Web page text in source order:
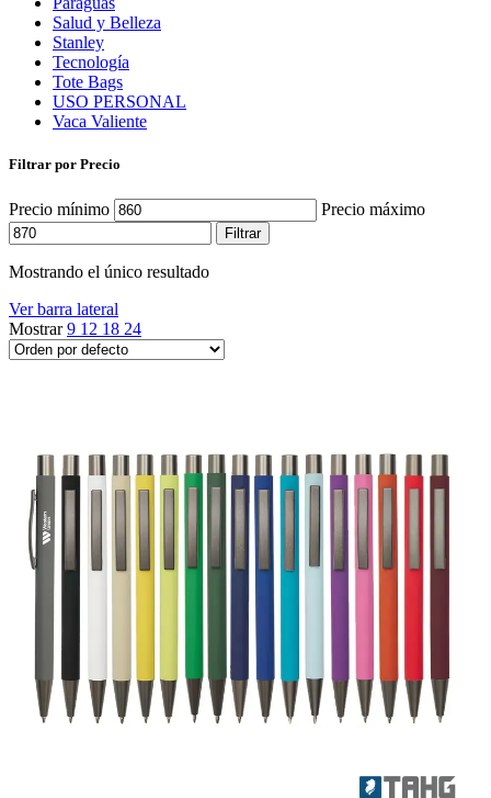
Salud y Belleza
Stanley
Tecnología
Tote Bags
USO PERSONAL
Vaca Valiente
Filtrar por Precio
Precio mínimo Precio máximo
Filtrar
Mostrando el único resultado
Ver barra lateral
Mostrar9 12 18 24